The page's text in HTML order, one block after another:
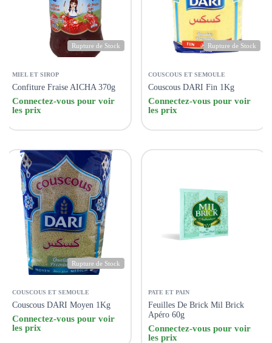
Rupture de Stock
MIEL ET SIROP
Confiture Fraise AICHA 370g
Connectez-vous pour voir
les prix
Rupture de Stock
COUSCOUS ET SEMOULE
Couscous DARI Fin 1Kg
Connectez-vous pour voir
les prix
Rupture de Stock
COUSCOUS ET SEMOULE
Couscous DARI Moyen 1Kg
Connectez-vous pour voir
les prix
PATE ET PAIN
Feuilles De Brick Mil Brick
Apéro 60g
Connectez-vous pour voir
les prix